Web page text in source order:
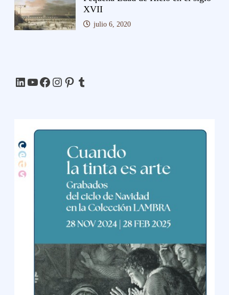
XVII
julio 6, 2020
LinkedIn
YouTube
Facebook
Instagram
Pinterest
Tumblr